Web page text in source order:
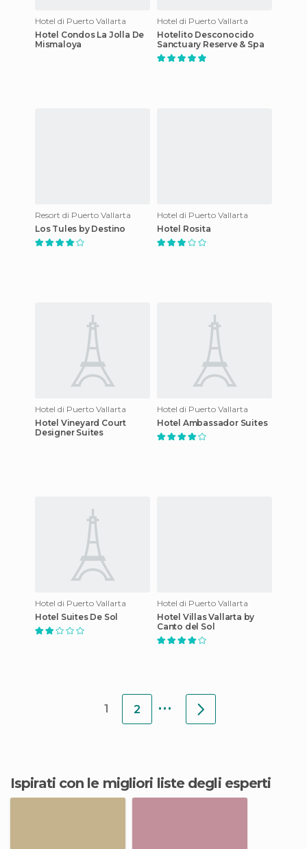
Hotel di Puerto Vallarta
Hotel Condos La Jolla De
Mismaloya
Hotel di Puerto Vallarta
Hotelito Desconocido
Sanctuary Reserve & Spa
Resort di Puerto Vallarta
Los Tules by Destino
Hotel di Puerto Vallarta
Hotel Rosita
Hotel di Puerto Vallarta
Hotel Vineyard Court
Designer Suites
Hotel di Puerto Vallarta
Hotel Ambassador Suites
Hotel di Puerto Vallarta
Hotel Suites De Sol
Hotel di Puerto Vallarta
Hotel Villas Vallarta by
Canto del Sol
1 2 ...
Ispirati con le migliori liste degli esperti